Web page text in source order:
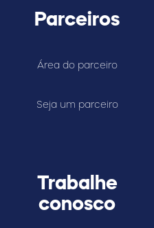
Parceiros
Área do parceiro
Seja um parceiro
Trabalhe
conosco